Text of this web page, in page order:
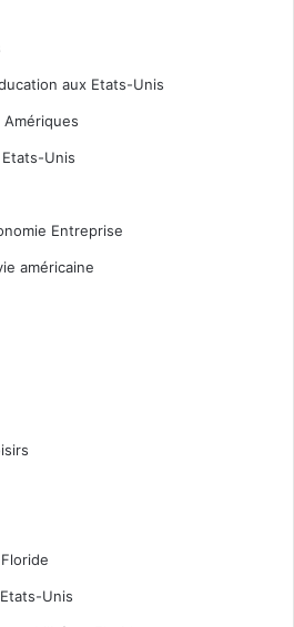
aux Etats-Unis
Amériques
Unis
Entreprise
américaine
Unis